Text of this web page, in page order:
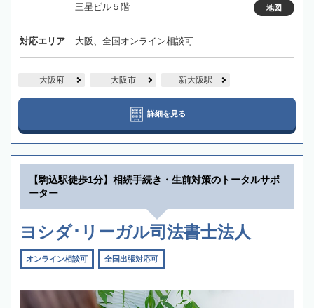
三星ビル５階
地図
対応エリア 大阪、全国オンライン相談可
大阪府 大阪市 新大阪駅
詳細を見る
【駒込駅徒歩1分】相続手続き・生前対策のトータルサポ
ーター
ヨシダ･リーガル司法書士法人
オンライン相談可 全国出張対応可